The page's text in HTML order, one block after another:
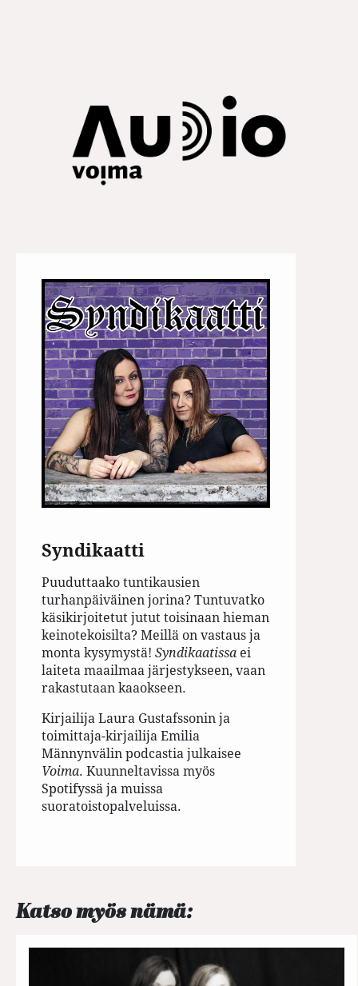
Syndikaatti
Puuduttaako tuntikausien
turhanpäiväinen jorina? Tuntuvatko
käsikirjoitetut jutut toisinaan hieman
keinotekoisilta? Meillä on vastaus ja
monta kysymystä! Syndikaatissa ei
laiteta maailmaa järjestykseen, vaan
rakastutaan kaaokseen.
Kirjailija Laura Gustafssonin ja
toimittaja-kirjailija Emilia
Männynvälin podcastia julkaisee
Voima. Kuunneltavissa myös
Spotifyssäja muissa
suoratoistopalveluissa.
Katso myös nämä: